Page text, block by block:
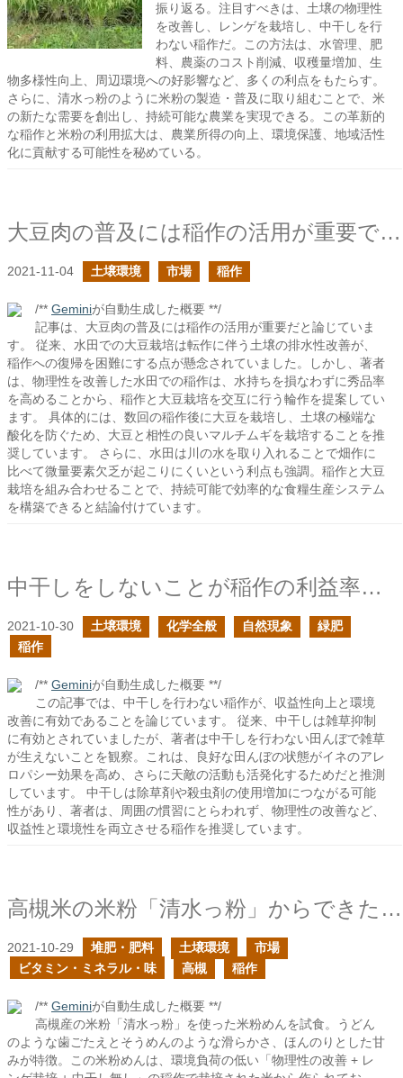
振り返る。注目すべきは、土壌の物理性
を改善し、レンゲを栽培し、中干しを行
わない稲作だ。この方法は、水管理、肥
料、農薬のコスト削減、収穫量増加、生
物多様性向上、周辺環境への好影響など、多くの利点をもたらす。
さらに、清水っ粉のように米粉の製造・普及に取り組むことで、米
の新たな需要を創出し、持続可能な農業を実現できる。この革新的
な稲作と米粉の利用拡大は、農業所得の向上、環境保護、地域活性
化に貢献する可能性を秘めている。
大豆肉の普及には稲作の活用が重要であるはずだ
2021-11-04 土壌環境 市場 稲作
/** Geminiが自動生成した概要 **/
記事は、大豆肉の普及には稲作の活用が重要だと論じていま
す。 従来、水田での大豆栽培は転作に伴う土壌の排水性改善が、
稲作への復帰を困難にする点が懸念されていました。しかし、著者
は、物理性を改善した水田での稲作は、水持ちを損なわずに秀品率
を高めることから、稲作と大豆栽培を交互に行う輪作を提案してい
ます。 具体的には、数回の稲作後に大豆を栽培し、土壌の極端な
酸化を防ぐため、大豆と相性の良いマルチムギを栽培することを推
奨しています。 さらに、水田は川の水を取り入れることで畑作に
比べて微量要素欠乏が起こりにくいという利点も強調。稲作と大豆
栽培を組み合わせることで、持続可能で効率的な食糧生産システム
を構築できると結論付けています。
中干しをしないことが稲作の利益率を高める確信を得た
2021-10-30 土壌環境 化学全般 自然現象
緑肥
稲作
/** Geminiが自動生成した概要 **/
この記事では、中干しを行わない稲作が、収益性向上と環境
改善に有効であることを論じています。 従来、中干しは雑草抑制
に有効とされていましたが、著者は中干しを行わない田んぼで雑草
が生えないことを観察。これは、良好な田んぼの状態がイネのアレ
ロパシー効果を高め、さらに天敵の活動も活発化するためだと推測
しています。 中干しは除草剤や殺虫剤の使用増加につながる可能
性があり、著者は、周囲の慣習にとらわれず、物理性の改善など、
収益性と環境性を両立させる稲作を推奨しています。
高槻米の米粉「清水っ粉」からできた米粉めんを頂いた
2021-10-29 堆肥・肥料 土壌環境
市場
ビタミン・ミネラル・味
高槻 稲作
/** Geminiが自動生成した概要 **/
高槻産の米粉「清水っ粉」を使った米粉めんを試食。うどん
のような歯ごたえとそうめんのような滑らかさ、ほんのりとした甘
みが特徴。この米粉めんは、環境負荷の低い「物理性の改善 + レ